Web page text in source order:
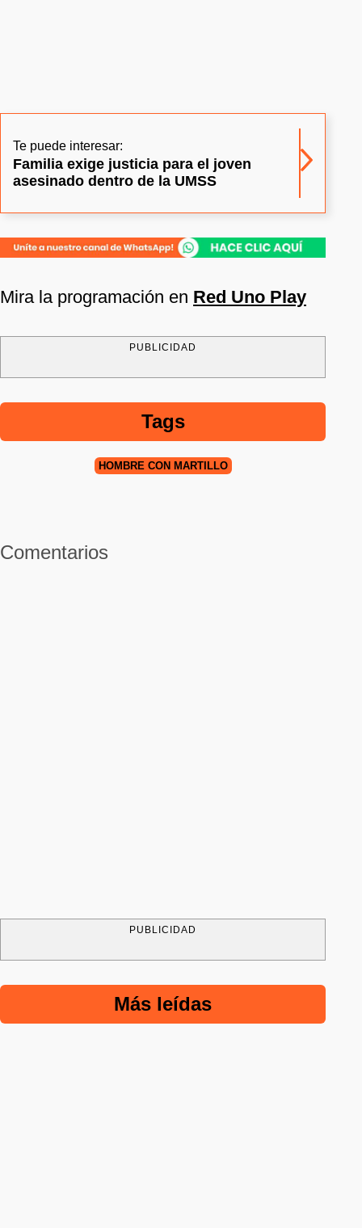
Te puede interesar:
Familia exige justicia para el joven
asesinado dentro de la UMSS
Mira la programación en Red Uno Play
PUBLICIDAD
Tags
HOMBRE CON MARTILLO
Comentarios
PUBLICIDAD
Más leídas